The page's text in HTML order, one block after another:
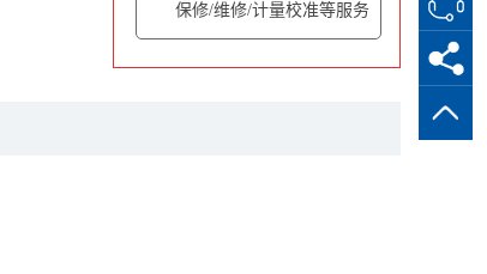
保修/维修/计量校准等服务